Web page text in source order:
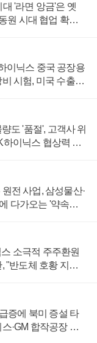
'라면 앙금'은 옛
원 시대 협업 확대
이닉스 중국 공장용
시험, 미국 수출통
도 '품절', 고객사 위
이닉스 협상력 더
전 사업, 삼성물산·
다가오는 '약속의
소극적 주주환원
"반도체 호황 지속
증에 북미 증설 타
·GM 합작공장 건